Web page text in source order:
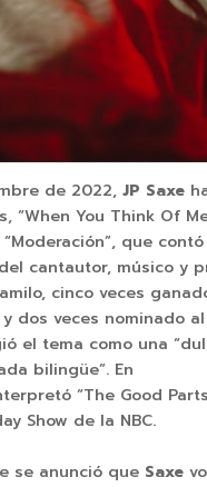
de 2022, JP Saxe
“When You Think Of
“Moderación”, que
cantautor, músico y
cinco veces
dos veces nominado al
el tema como una
bilingüe”. En
“The Good
Show de la NBC.
se anunció que Saxe